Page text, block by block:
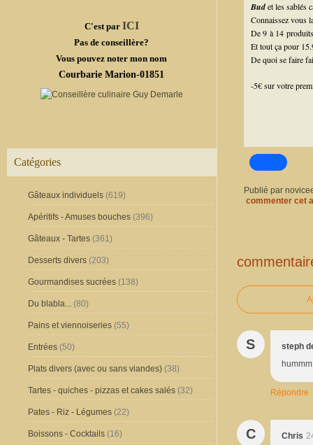
C'est par ICI
Pas de conseillère?
Vous pouvez noter mon nom
Courbarie Marion-01851
Catégories
Gâteaux individuels (619)
Apéritifs - Amuses bouches (396)
Gâteaux - Tartes (361)
Desserts divers (203)
Gourmandises sucrées (138)
Du blabla... (80)
Pains et viennoiseries (55)
Entrées (50)
Plats divers (avec ou sans viandes) (38)
Tartes - quiches - pizzas et cakes salés (32)
Pates - Riz - Légumes (22)
Boissons - Cocktails (16)
Budet les sablés
Connaissez vous
De 9 à 14
Et tout ça pour
De quoi se faire
-5€ sur votre
Publié par
commenter cet
S
steph
Répondre
C Chris